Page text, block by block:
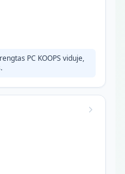
PC KOOPS viduje,